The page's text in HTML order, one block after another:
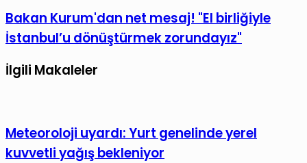
Jandarma
Uzman
Çavuş
Şükrü
Taş
Bakan
Kurum'dan
mesaj!
dönüştürmek
zorundayız"
Bakan Kurum'dan net mesaj! "El birliğiyle
İstanbul’u dönüştürmek zorundayız"
İlgili Makaleler
Meteoroloji uyardı: Yurt genelinde yerel
kuvvetli yağış bekleniyor